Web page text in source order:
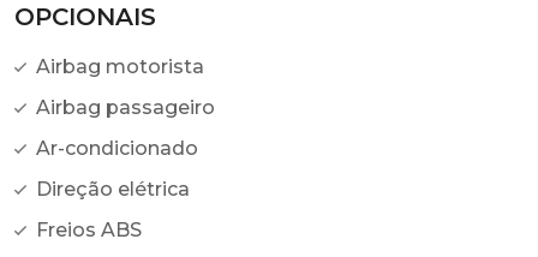
OPCIONAIS
Airbag motorista
Airbag passageiro
Ar-condicionado
Direção elétrica
Freios ABS